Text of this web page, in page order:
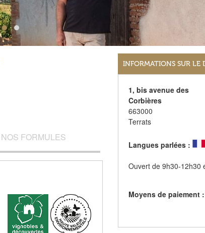
NOS FORMULES
INFORMATIONS SUR LE
1, bis avenue des
Corbières
663000
Terrats
Langues parlées :
Ouvert de 9h30-12h30
Moyens de paiement :